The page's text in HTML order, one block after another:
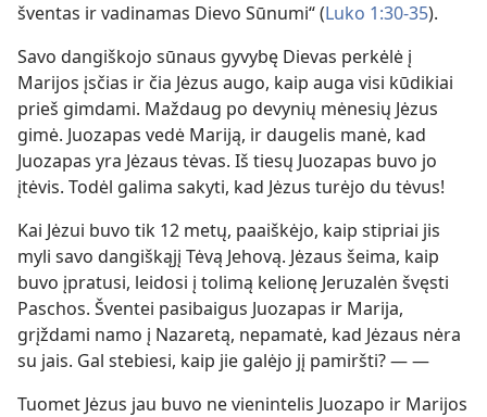
šventas ir vadinamas Dievo Sūnumi“ (Luko 1:30-35).
Savo dangiškojo sūnaus gyvybę Dievas perkėlė į
Marijos įsčias ir čia Jėzus augo, kaip auga visi kūdikiai
prieš gimdami. Maždaug po devynių mėnesių Jėzus
gimė. Juozapas vedė Mariją, ir daugelis manė, kad
Juozapas yra Jėzaus tėvas. Iš tiesų Juozapas buvo jo
įtėvis. Todėl galima sakyti, kad Jėzus turėjo du tėvus!
Kai Jėzui buvo tik 12 metų, paaiškėjo, kaip stipriai jis
myli savo dangiškąjį Tėvą Jehovą. Jėzaus šeima, kaip
buvo įpratusi, leidosi į tolimą kelionę Jeruzalėn švęsti
Paschos. Šventei pasibaigus Juozapas ir Marija,
grįždami namo į Nazaretą, nepamatė, kad Jėzaus nėra
su jais. Gal stebiesi, kaip jie galėjo jį pamiršti? — —
Tuomet Jėzus jau buvo ne vienintelis Juozapo ir Marijos